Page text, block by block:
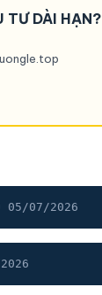
TƯ DÀI HẠN?
05/07/2026